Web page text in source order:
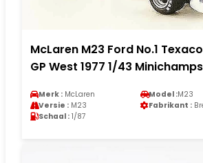
McLaren M23 Ford No.1
GP West 1977 1/43 Minichamps
Merk : McLaren Model :M23
Versie : M23 Fabrikant :
Schaal : 1/87